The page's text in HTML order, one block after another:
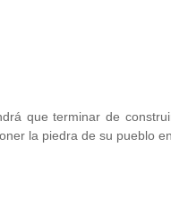
que terminar de
la piedra de su pueblo